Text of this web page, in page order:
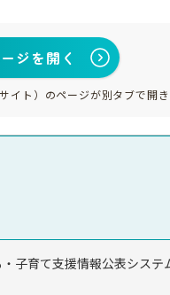
ジを開く
イト）のページが別タブで開
子育て支援情報公表シス